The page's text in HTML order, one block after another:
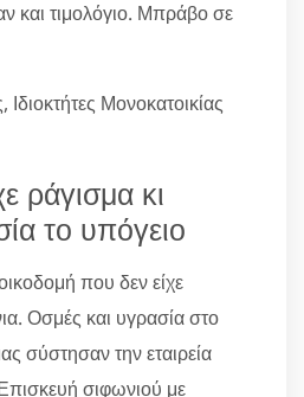
και τιμολόγιο. Μπράβο σε
Μονοκατοικίας
ράγισμα κι
το υπόγειο
που δεν είχε
Οσμές και υγρασία στο
σύστησαν την εταιρεία
σιφωνιού με